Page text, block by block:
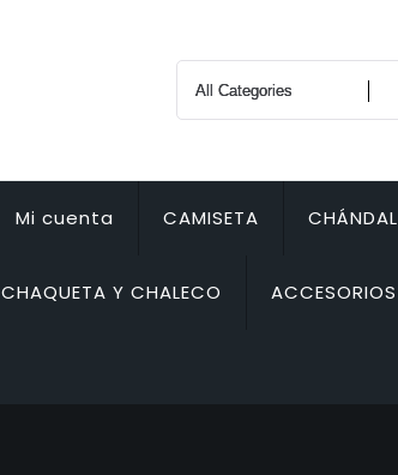
Mi cuenta CAMISETA CHÁNDAL
CHAQUETA Y CHALECO ACCESORIOS